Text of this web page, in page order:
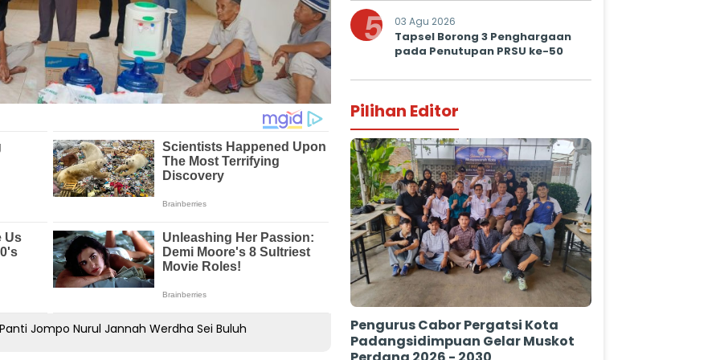
Jompo Nurul Jannah Werdha Sei Buluh
5 03 Agu 2026
Tapsel Borong 3 Penghargaan
pada Penutupan PRSU ke-50
Pilihan Editor
Pengurus Cabor Pergatsi Kota
Padangsidimpuan Gelar Muskot